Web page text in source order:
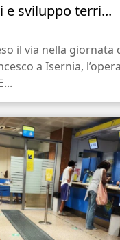
e sviluppo terri...
il via nella giornata
a Isernia,